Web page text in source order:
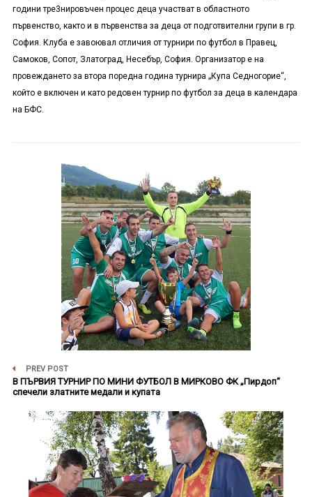
години тре3нировъчен процес деца участват в областното
първенство, както и в първенства за деца от подготвителни групи в гр.
София. Клуба е завоювал отличия от турнири по футбол в Правец,
Самоков, Сопот, Златоград, Несебър, София. Организатор е на
провеждането за втора поредна година турнира „Купа Седногорие“,
който е включен и като редовен турнир по футбол за деца в календара
на БФС.
PREV POST
В ПЪРВИЯ ТУРНИР ПО МИНИ ФУТБОЛ В МИРКОВО ФК „Пирдоп“
спечели златните медали и купата